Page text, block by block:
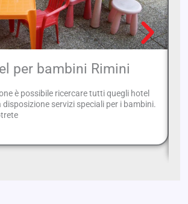
per bambini Rimini
è possibile ricercare tutti quegli hotel
servizi speciali per i bambini.